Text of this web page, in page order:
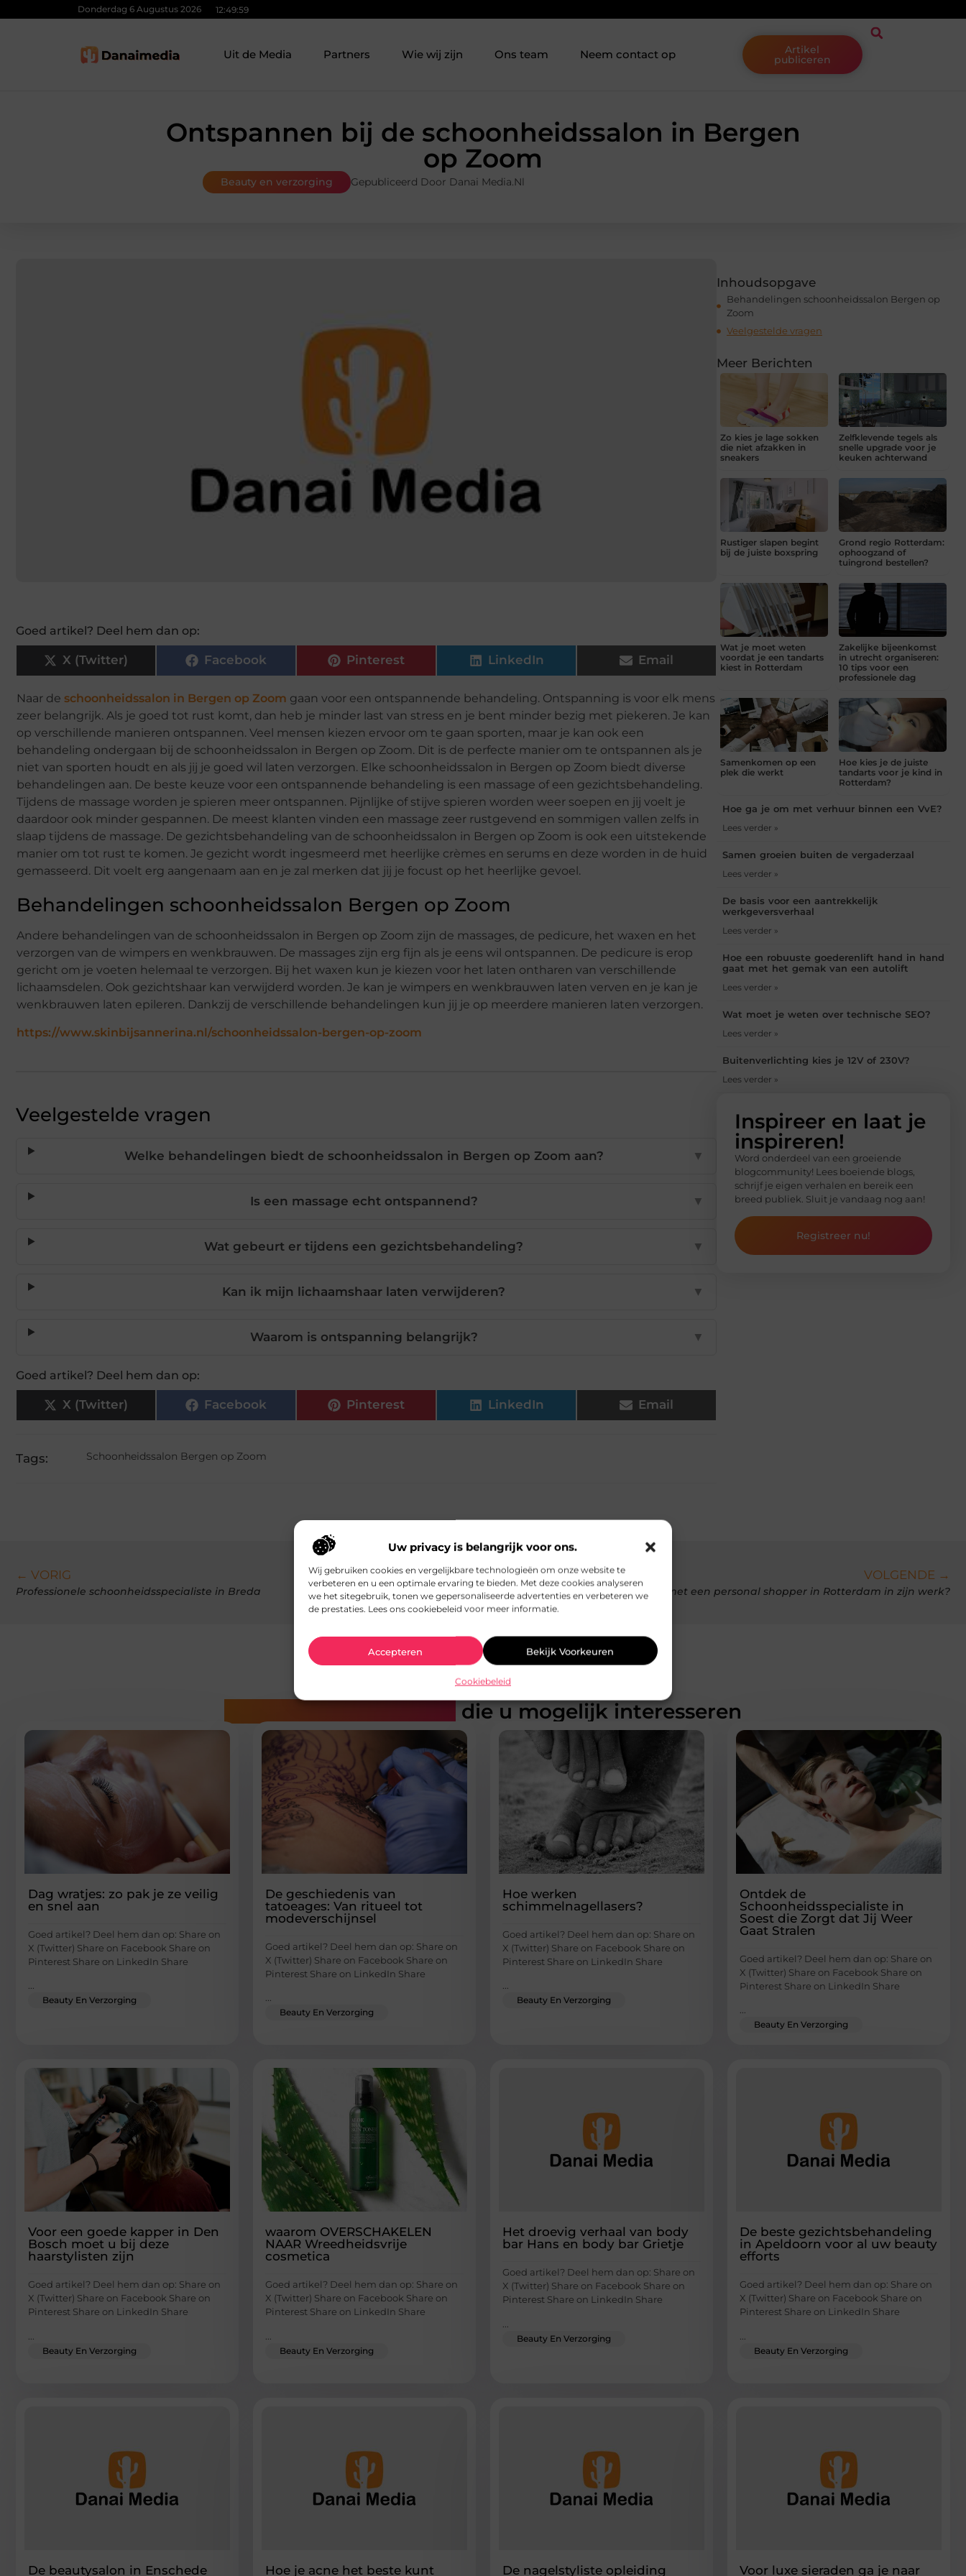
Uw privacy is belangrijk voor ons.
Wij gebruiken cookies en vergelijkbare technologieën om onze website te
verbeteren en u een optimale ervaring te bieden. Met deze cookies analyseren
we het sitegebruik, tonen we gepersonaliseerde advertenties en verbeteren we
de prestaties. Lees ons cookiebeleid voor meer informatie.
Accepteren Bekijk Voorkeuren
Cookiebeleid
Donderdag 6 Augustus 2026 12:50:00
Uit de Media Partners Wie wij zijn Ons team Neem contact op Artikel
publiceren
Ontspannen bij de schoonheidssalon in Bergen
op Zoom
Beauty en verzorging Gepubliceerd Door Danai Media.nl
Goed artikel? Deel hem dan op:
X (Twitter) Facebook Pinterest LinkedIn Email
Naar de schoonheidssalon in Bergen op Zoom gaan voor een ontspannende behandeling. Ontspanning is voor elk mens
zeer belangrijk. Als je goed tot rust komt, dan heb je minder last van stress en je bent minder bezig met piekeren. Je kan
op verschillende manieren ontspannen. Veel mensen kiezen ervoor om te gaan sporten, maar je kan ook een
behandeling ondergaan bij de schoonheidssalon in Bergen op Zoom. Dit is de perfecte manier om te ontspannen als je
niet van sporten houdt en als jij je goed wil laten verzorgen. Elke schoonheidssalon in Bergen op Zoom biedt diverse
behandelingen aan. De beste keuze voor een ontspannende behandeling is een massage of een gezichtsbehandeling.
Tijdens de massage worden je spieren meer ontspannen. Pijnlijke of stijve spieren worden weer soepen en jij voelt je
daardoor ook minder gespannen. De meest klanten vinden een massage zeer rustgevend en sommigen vallen zelfs in
slaap tijdens de massage. De gezichtsbehandeling van de schoonheidssalon in Bergen op Zoom is ook een uitstekende
manier om tot rust te komen. Je gezicht wordt ingesmeerd met heerlijke crèmes en serums en deze worden in de huid
gemasseerd. Dit voelt erg aangenaam aan en je zal merken dat jij je focust op het heerlijke gevoel.
Behandelingen schoonheidssalon Bergen op Zoom
Andere behandelingen van de schoonheidssalon in Bergen op Zoom zijn de massages, de pedicure, het waxen en het
verzorgen van de wimpers en wenkbrauwen. De massages zijn erg fijn als je eens wil ontspannen. De pedicure is erop
gericht om je voeten helemaal te verzorgen. Bij het waxen kun je kiezen voor het laten ontharen van verschillende
lichaamsdelen. Ook gezichtshaar kan verwijderd worden. Je kan je wimpers en wenkbrauwen laten verven en je kan je
wenkbrauwen laten epileren. Dankzij de verschillende behandelingen kun jij je op meerdere manieren laten verzorgen.
https://www.skinbijsannerina.nl/schoonheidssalon-bergen-op-zoom
Veelgestelde vragen
Welke behandelingen biedt de schoonheidssalon in Bergen op Zoom aan? ▼
Is een massage echt ontspannend? ▼
Wat gebeurt er tijdens een gezichtsbehandeling? ▼
Kan ik mijn lichaamshaar laten verwijderen? ▼
Waarom is ontspanning belangrijk? ▼
Goed artikel? Deel hem dan op:
X (Twitter) Facebook Pinterest LinkedIn Email
Tags: Schoonheidssalon Bergen op Zoom
Inhoudsopgave
Behandelingen schoonheidssalon Bergen op
Zoom
Veelgestelde vragen
Meer Berichten
Zo kies je lage sokken
die niet afzakken in
sneakers
Zelfklevende tegels als
snelle upgrade voor je
keuken achterwand
Rustiger slapen begint
bij de juiste boxspring
Grond regio Rotterdam:
ophoogzand of
tuingrond bestellen?
Wat je moet weten
voordat je een tandarts
kiest in Rotterdam
Zakelijke bijeenkomst
in utrecht organiseren:
10 tips voor een
professionele dag
Samenkomen op een
plek die werkt
Hoe kies je de juiste
tandarts voor je kind in
Rotterdam?
Hoe ga je om met verhuur binnen een VvE?
Lees verder »
Samen groeien buiten de vergaderzaal
Lees verder »
De basis voor een aantrekkelijk
werkgeversverhaal
Lees verder »
Hoe een robuuste goederenlift hand in hand
gaat met het gemak van een autolift
Lees verder »
Wat moet je weten over technische SEO?
Lees verder »
Buitenverlichting kies je 12V of 230V?
Lees verder »
Inspireer en laat je
inspireren!
Word onderdeel van een groeiende
blogcommunity! Lees boeiende blogs,
schrijf je eigen verhalen en bereik een
breed publiek. Sluit je vandaag nog aan!
Registreer nu!
← VORIG
Professionele schoonheidsspecialiste in Breda
VOLGENDE →
Hoe gaat het winkelen met een personal shopper in Rotterdam in zijn werk?
die u mogelijk interesseren
Dag wratjes: zo pak je ze veilig
en snel aan
Goed artikel? Deel hem dan op: Share on
X (Twitter) Share on Facebook Share on
Pinterest Share on LinkedIn Share
...
Beauty En Verzorging
De geschiedenis van
tatoeages: Van ritueel tot
modeverschijnsel
Goed artikel? Deel hem dan op: Share on
X (Twitter) Share on Facebook Share on
Pinterest Share on LinkedIn Share
...
Beauty En Verzorging
Hoe werken
schimmelnagellasers?
Goed artikel? Deel hem dan op: Share on
X (Twitter) Share on Facebook Share on
Pinterest Share on LinkedIn Share
...
Beauty En Verzorging
Ontdek de
Schoonheidsspecialiste in
Soest die Zorgt dat Jij Weer
Gaat Stralen
Goed artikel? Deel hem dan op: Share on
X (Twitter) Share on Facebook Share on
Pinterest Share on LinkedIn Share
...
Beauty En Verzorging
Voor een goede kapper in Den
Bosch moet u bij deze
haarstylisten zijn
Goed artikel? Deel hem dan op: Share on
X (Twitter) Share on Facebook Share on
Pinterest Share on LinkedIn Share
Beauty En Verzorging
waarom OVERSCHAKELEN
NAAR Wreedheidsvrije
cosmetica
Goed artikel? Deel hem dan op: Share on
X (Twitter) Share on Facebook Share on
Pinterest Share on LinkedIn Share
Beauty En Verzorging
Het droevig verhaal van body
bar Hans en body bar Grietje
Goed artikel? Deel hem dan op: Share on
X (Twitter) Share on Facebook Share on
Pinterest Share on LinkedIn Share
Beauty En Verzorging
De beste gezichtsbehandeling
in Apeldoorn voor al uw beauty
efforts
Goed artikel? Deel hem dan op: Share on
X (Twitter) Share on Facebook Share on
Pinterest Share on LinkedIn Share
Beauty En Verzorging
De beautysalon in Enschede
Hoe je acne het beste kunt
De nagelstyliste opleiding
Voor luxe sieraden ga je naar